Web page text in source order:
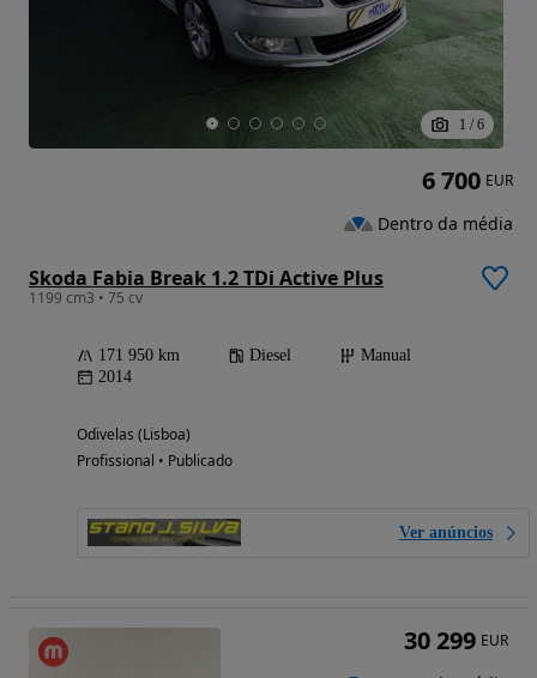
1 / 6
Skoda Fabia Break 1.2 TDi Active Plus
1199 cm3 • 75 cv
171 950 km Diesel
Manual
2014
Odivelas (Lisboa)
Profissional • Publicado
Ver anúncios
6 700 EUR
Dentro da média
30 299 EUR